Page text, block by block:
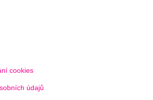
cookies
údajů